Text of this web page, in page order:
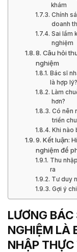
khám
Chính
doanh
Sai lầm
nghiệm
8. Câu hỏi
nghiệm
Bác sĩ
là hợp lý?
Làm
hơn?
Có nên
triển
Khi nào
9. Kết luận:
nghiệm để
Thu
ra
Tư duy
Gợi ý
LƯƠNG
NGHIỆM LÀ
NHẬP